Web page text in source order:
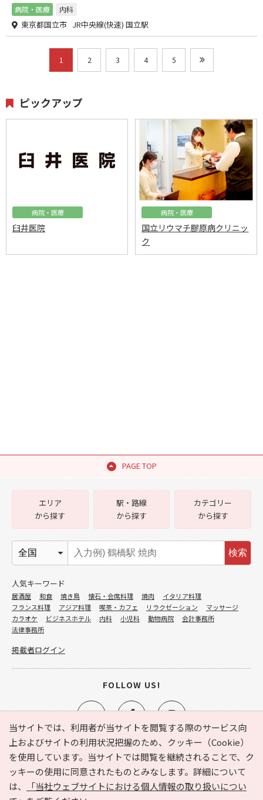
病院・医療 内科
東京都国立市 JR中央線(快速) 国立駅
1 2 3 4 5
ピックアップ
病院・医療
臼井医院
病院・医療
国立リウマチ膠原病クリニッ
ク
PAGE TOP
当サイトでは、利用者が当サイトを閲覧する際のサービス向
上およびサイトの利用状況把握のため、クッキー（Cookie）
を使用しています。当サイトでは閲覧を継続されることで、ク
ッキーの使用に同意されたものとみなします。詳細について
は、
「当社ウェブサイトにおける個人情報の取り扱いについ
e-NAVITA（イーナビタ）とは？ お気に入り
ヘルプ
利用規約
個人情報の取り扱いについて
運営会社
サイトマップ
広告掲載に関するお問い合わせ
エリア
から探す
駅・路線
から探す
カテゴリー
から探す
検索
人気キーワード
居酒屋 和食 焼き鳥 懐石・会席料理 焼肉
イタリア料理
フランス料理
アジア料理 喫茶・カフェ リラクゼーション
マッサージ
カラオケ
ビジネスホテル 内科 小児科 動物病院
会計事務所
法律事務所
掲載者ログイン
FOLLOW US!